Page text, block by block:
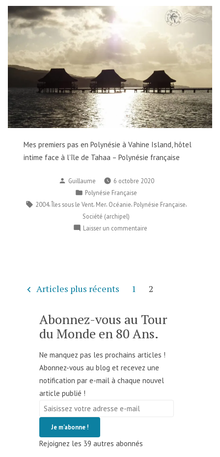
Mes premiers pas en Polynésie à Vahine Island, hôtel
intime face à l’île de Tahaa – Polynésie française
Publié
par
Guillaume
6 octobre 2020
Publié
dans
Polynésie Française
Étiquettes :
2004,Îles sous le Vent Mer Océanie Polynésie Française
Société (archipel)
Laisser un commentairesur
Pagination
publications
Articles plus récents 1 2
Abonnez-vous au Tour
du Monde en 80 Ans.
Ne manquez pas les prochains articles !
Abonnez-vous au blog et recevez une
notification par e-mail à chaque nouvel
article publié !
Saisissez
votre
adresse
e-
Je m'abonne !
Rejoignez les 39 autres abonnés